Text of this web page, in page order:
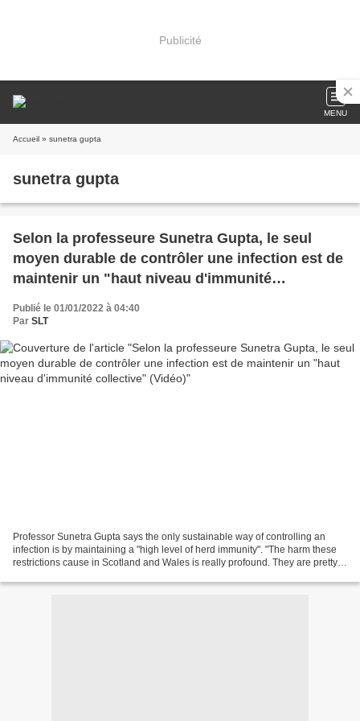
Publicité
MENU
Accueil » sunetra gupta
sunetra gupta
Selon la professeure Sunetra Gupta, le seul
moyen durable de contrôler une infection est de
maintenir un "haut niveau d'immunité
collective" (Vidéo)
Publié le 01/01/2022 à 04:40
Par SLT
Professor Sunetra Gupta says the only sustainable way of controlling an
infection is by maintaining a "high level of herd immunity". "The harm these
restrictions cause in Scotland and Wales is really profound. They are pretty